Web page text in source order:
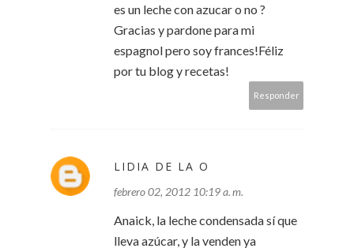
es un leche con azucar o no ?
Gracias y pardone para mi
espagnol pero soy frances!Féliz
por tu blog y recetas!
Responder
LIDIA DE LA O
febrero 02, 2012 10:19 a. m.
Anaick, la leche condensada sí que
lleva azúcar, y la venden ya